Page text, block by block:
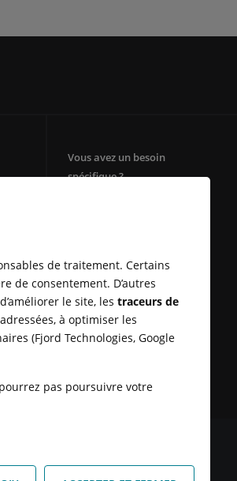
Vous avez un besoin
spécifique ?
E-immobilier
Crédit Sofinco
Square Habitat : Location
logement
HONORAIRES LOCATION
de traitement. Certains
de consentement. D’autres
le site, les traceurs de
à optimiser les
(Fjord Technologies, Google
pas poursuivre votre